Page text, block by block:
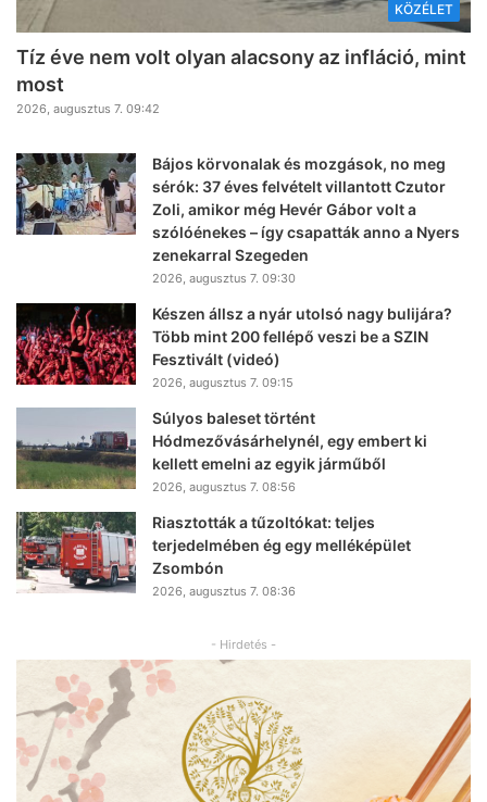
KÖZÉLET
Tíz éve nem volt olyan alacsony az infláció, mint
most
2026, augusztus 7. 09:42
Bájos körvonalak és mozgások, no meg
sérók: 37 éves felvételt villantott Czutor
Zoli, amikor még Hevér Gábor volt a
szólóénekes – így csapatták anno a Nyers
zenekarral Szegeden
2026, augusztus 7. 09:30
Készen állsz a nyár utolsó nagy bulijára?
Több mint 200 fellépő veszi be a SZIN
Fesztivált (videó)
2026, augusztus 7. 09:15
Súlyos baleset történt
Hódmezővásárhelynél, egy embert ki
kellett emelni az egyik járműből
2026, augusztus 7. 08:56
Riasztották a tűzoltókat: teljes
terjedelmében ég egy melléképület
Zsombón
2026, augusztus 7. 08:36
- Hirdetés -